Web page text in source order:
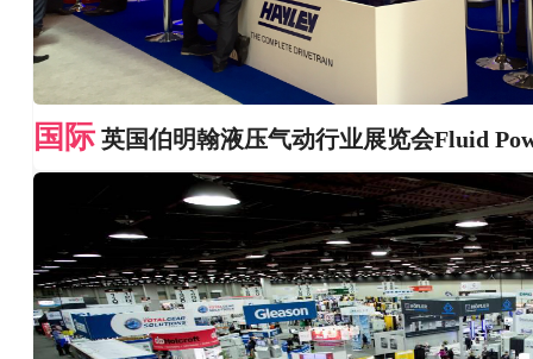
国际 英国伯明翰液压气动行业展览会Fluid